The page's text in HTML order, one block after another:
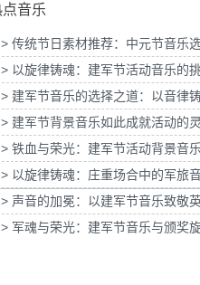
浦分公司宣传项目提供
版权
为宝武集
音乐
> 传统节日素材推荐：中元节音乐
> 以旋律铸魂：建军节活动音乐的
> 建军节音乐的选择之道：以音律
> 建军节背景音乐如此成就活动的
> 铁血与荣光：建军节活动背景音
> 以旋律铸魂：庄重场合中的军旅
> 声音的加冕：以建军节音乐致敬
> 军魂与荣光：建军节音乐与颁奖